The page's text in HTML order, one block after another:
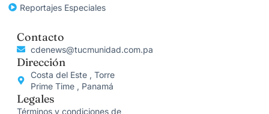
Reportajes Especiales
Contacto
cdenews@tucmunidad.com.pa
Dirección
Costa del Este , Torre
Prime Time , Panamá
Legales
Términos y condiciones de